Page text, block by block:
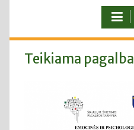
Teikiama pagalba